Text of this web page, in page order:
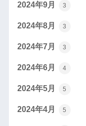
2024年9月 3
2024年8月 3
2024年7月 3
2024年6月 4
2024年5月 5
2024年4月 5